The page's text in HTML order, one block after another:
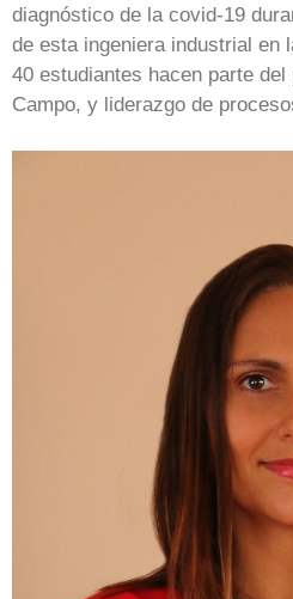
diagnóstico de la covid-19
de esta ingeniera industrial en
40 estudiantes hacen parte
Campo, y liderazgo de